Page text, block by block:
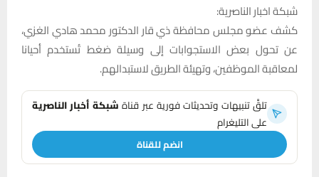
شبكة اخبار الناصرية:
كشف عضو مجلس محافظة ذي قار الدكتور محمد هادي الغزي،
عن تحول بعض الاستجوابات إلى وسيلة ضغط تُستخدم أحيانا
لمعاقبة الموظفين، وتهيئة الطريق لاستبدالهم.
تلقَّ تنبيهات وتحديثات فورية عبر قناةشبكة أخبار الناصرية
على التليغرام
انضم للقناة